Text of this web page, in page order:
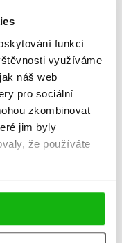
funkcí
využíváme
náš web
pro sociální
zkombinovat
jim byly
že používáte
Národní opruzení
Karolína Meixnerová
239 Kč299 Kč
Do košíku